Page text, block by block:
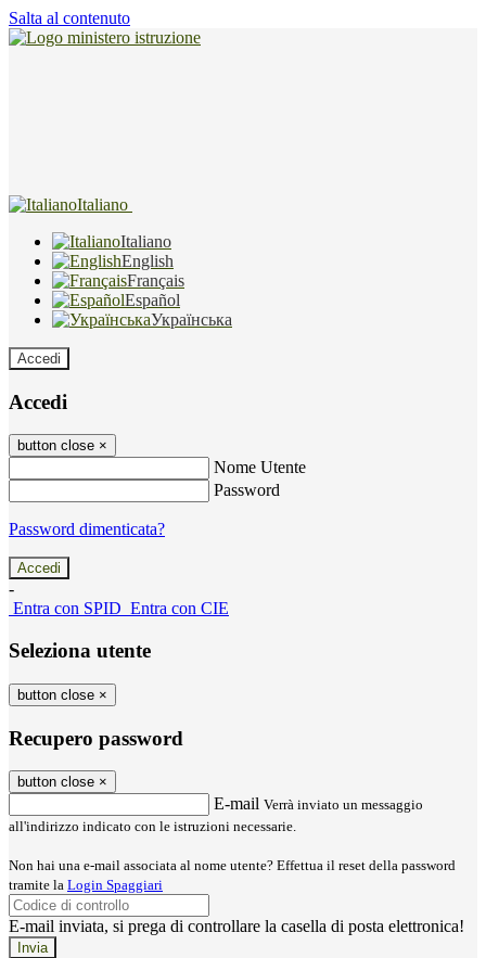
Salta al contenuto
Italiano
Italiano
English
Français
Español
Українська
Accedi
Accedi
button close ×
Nome Utente
Password
Password dimenticata?
-
Entra con SPID Entra con CIE
Seleziona utente
button close ×
Recupero password
button close ×
E-mail Verrà inviato un messaggio
all'indirizzo indicato con le istruzioni necessarie.
Non hai una e-mail associata al nome utente? Effettua il reset della password
tramite la Login Spaggiari
E-mail inviata, si prega di controllare la casella di posta elettronica!